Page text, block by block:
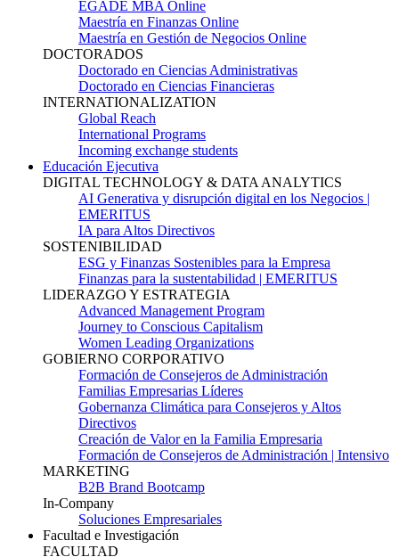
EGADE MBA Online
Maestría en Finanzas Online
Maestría en Gestión de Negocios Online
DOCTORADOS
Doctorado en Ciencias Administrativas
Doctorado en Ciencias Financieras
INTERNATIONALIZATION
Global Reach
International Programs
Incoming exchange students
Educación Ejecutiva
DIGITAL TECHNOLOGY & DATA ANALYTICS
AI Generativa y disrupción digital en los Negocios |
EMERITUS
IA para Altos Directivos
SOSTENIBILIDAD
ESG y Finanzas Sostenibles para la Empresa
Finanzas para la sustentabilidad | EMERITUS
LIDERAZGO Y ESTRATEGIA
Advanced Management Program
Journey to Conscious Capitalism
Women Leading Organizations
GOBIERNO CORPORATIVO
Formación de Consejeros de Administración
Familias Empresarias Líderes
Gobernanza Climática para Consejeros y Altos
Directivos
Creación de Valor en la Familia Empresaria
Formación de Consejeros de Administración | Intensivo
MARKETING
B2B Brand Bootcamp
In-Company
Soluciones Empresariales
Facultad e Investigación
FACULTAD